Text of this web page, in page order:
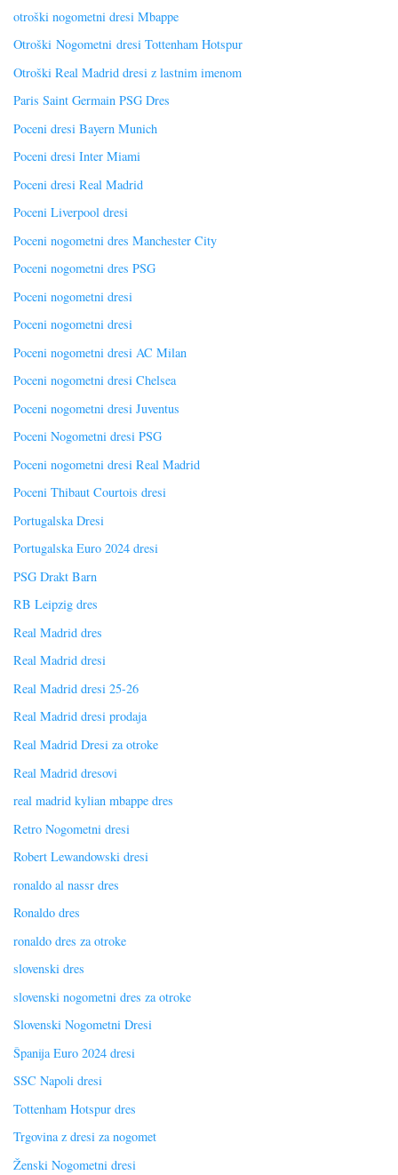
otroški nogometni dresi Mbappe
Otroški Nogometni dresi Tottenham Hotspur
Otroški Real Madrid dresi z lastnim imenom
Paris Saint Germain PSG Dres
Poceni dresi Bayern Munich
Poceni dresi Inter Miami
Poceni dresi Real Madrid
Poceni Liverpool dresi
Poceni nogometni dres Manchester City
Poceni nogometni dres PSG
Poceni nogometni dresi
Poceni nogometni dresi
Poceni nogometni dresi AC Milan
Poceni nogometni dresi Chelsea
Poceni nogometni dresi Juventus
Poceni Nogometni dresi PSG
Poceni nogometni dresi Real Madrid
Poceni Thibaut Courtois dresi
Portugalska Dresi
Portugalska Euro 2024 dresi
PSG Drakt Barn
RB Leipzig dres
Real Madrid dres
Real Madrid dresi
Real Madrid dresi 25-26
Real Madrid dresi prodaja
Real Madrid Dresi za otroke
Real Madrid dresovi
real madrid kylian mbappe dres
Retro Nogometni dresi
Robert Lewandowski dresi
ronaldo al nassr dres
Ronaldo dres
ronaldo dres za otroke
slovenski dres
slovenski nogometni dres za otroke
Slovenski Nogometni Dresi
Španija Euro 2024 dresi
SSC Napoli dresi
Tottenham Hotspur dres
Trgovina z dresi za nogomet
Ženski Nogometni dresi